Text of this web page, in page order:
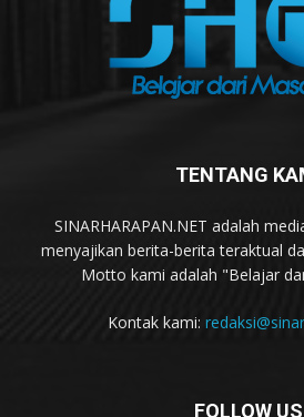
TENTANG
SINARHARAPAN.NET adalah
menyajikan berita-berita teraktual
Motto kami adalah "Belajar
Kontak kami:
FOLLOW US